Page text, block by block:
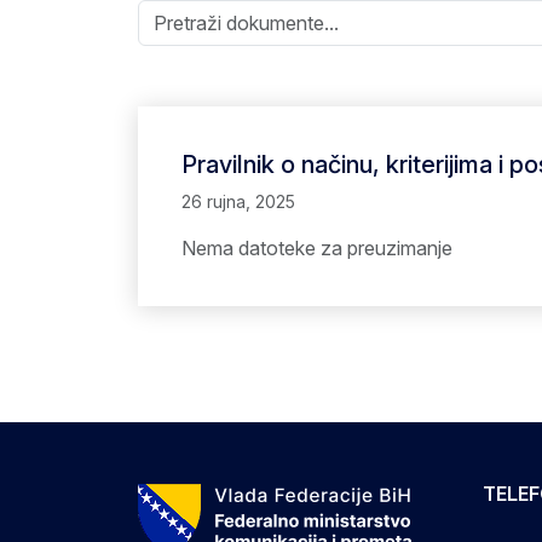
Pravilnik o načinu, kriterijima i
26 rujna, 2025
Nema datoteke za preuzimanje